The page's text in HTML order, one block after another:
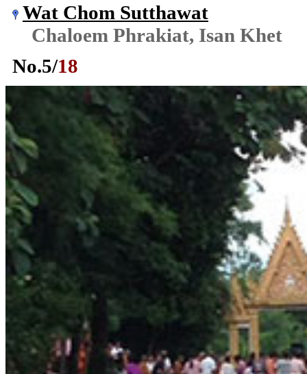
Wat Chom Sutthawat
Chaloem Phrakiat, Isan Khet
No.5/18